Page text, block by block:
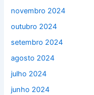
novembro 2024
outubro 2024
setembro 2024
agosto 2024
julho 2024
junho 2024